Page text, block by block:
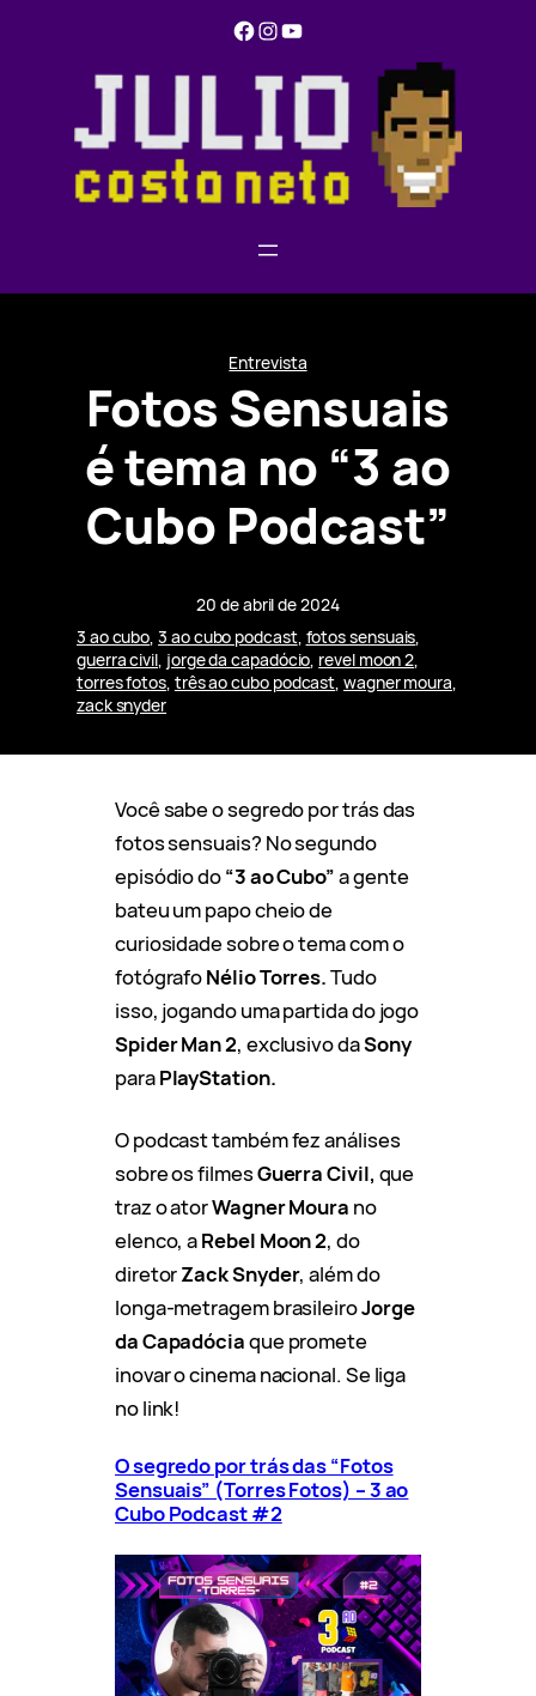
Facebook Instagram YouTube
Entrevista
Fotos Sensuais
é tema no “3 ao
Cubo Podcast”
20 de abril de 2024
3 ao cubo, 3 ao cubo podcast, fotos sensuais
guerra civil, jorge da capadócio, revel moon 2
torres fotos, três ao cubo podcast, wagner moura
zack snyder
Você sabe o segredo por trás das
fotos sensuais? No segundo
episódio do“3 ao Cubo”a gente
bateu um papo cheio de
curiosidade sobre o tema com o
fotógrafoNélio Torres.Tudo
isso, jogando uma partida do jogo
Spider Man 2, exclusivo daSony
paraPlayStation.
O podcast também fez análises
sobre os filmesGuerra Civil, que
traz o atorWagner Moura no
elenco, aRebel Moon 2, do
diretorZack Snyder, além do
longa-metragem brasileiroJorge
da Capadóciaque promete
inovar o cinema nacional. Se liga
no link!
O segredo por trás das “Fotos
Sensuais” (Torres Fotos) – 3 ao
Cubo Podcast #2